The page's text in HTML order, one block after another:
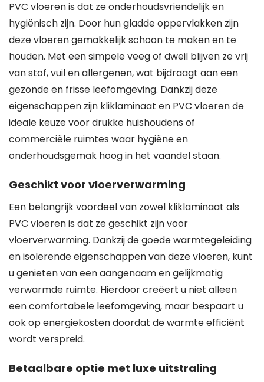
PVC vloeren is dat ze onderhoudsvriendelijk en
hygiënisch zijn. Door hun gladde oppervlakken zijn
deze vloeren gemakkelijk schoon te maken en te
houden. Met een simpele veeg of dweil blijven ze vrij
van stof, vuil en allergenen, wat bijdraagt aan een
gezonde en frisse leefomgeving. Dankzij deze
eigenschappen zijn kliklaminaat en PVC vloeren de
ideale keuze voor drukke huishoudens of
commerciële ruimtes waar hygiëne en
onderhoudsgemak hoog in het vaandel staan.
Geschikt voor vloerverwarming
Een belangrijk voordeel van zowel kliklaminaat als
PVC vloeren is dat ze geschikt zijn voor
vloerverwarming. Dankzij de goede warmtegeleiding
en isolerende eigenschappen van deze vloeren, kunt
u genieten van een aangenaam en gelijkmatig
verwarmde ruimte. Hierdoor creëert u niet alleen
een comfortabele leefomgeving, maar bespaart u
ook op energiekosten doordat de warmte efficiënt
wordt verspreid.
Betaalbare optie met luxe uitstraling